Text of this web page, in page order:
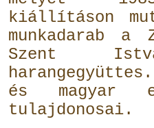
kiállításon
munkadarab
Szent
és magyar
tulajdonosai.